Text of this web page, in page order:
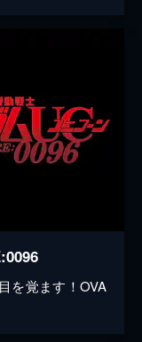
を覚ます！OVA